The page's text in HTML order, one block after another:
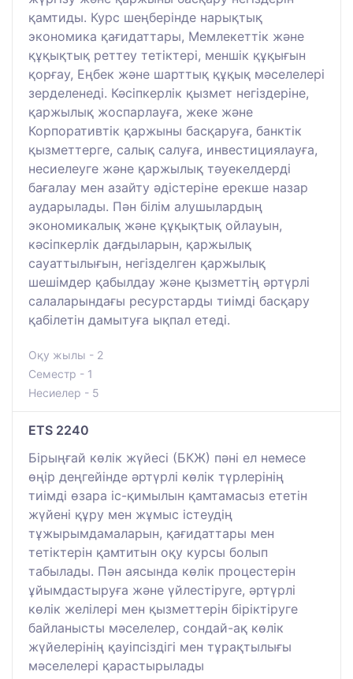
қамтиды. Курс шеңберінде нарықтық
экономика қағидаттары, Мемлекеттік және
құқықтық реттеу тетіктері, меншік құқығын
қорғау, Еңбек және шарттық құқық мәселелері
зерделенеді. Кәсіпкерлік қызмет негіздеріне,
қаржылық жоспарлауға, жеке және
Корпоративтік қаржыны басқаруға, банктік
қызметтерге, салық салуға, инвестициялауға,
несиелеуге және қаржылық тәуекелдерді
бағалау мен азайту әдістеріне ерекше назар
аударылады. Пән білім алушылардың
экономикалық және құқықтық ойлауын,
кәсіпкерлік дағдыларын, қаржылық
сауаттылығын, негізделген қаржылық
шешімдер қабылдау және қызметтің әртүрлі
салаларындағы ресурстарды тиімді басқару
қабілетін дамытуға ықпал етеді.
Оқу жылы - 2
Семестр - 1
Несиелер - 5
ETS 2240
Бірыңғай көлік жүйесі (БКЖ) пәні ел немесе
өңір деңгейінде әртүрлі көлік түрлерінің
тиімді өзара іс-қимылын қамтамасыз ететін
жүйені құру мен жұмыс істеудің
тұжырымдамаларын, қағидаттары мен
тетіктерін қамтитын оқу курсы болып
табылады. Пән аясында көлік процестерін
ұйымдастыруға және үйлестіруге, әртүрлі
көлік желілері мен қызметтерін біріктіруге
байланысты мәселелер, сондай-ақ көлік
жүйелерінің қауіпсіздігі мен тұрақтылығы
мәселелері қарастырылады